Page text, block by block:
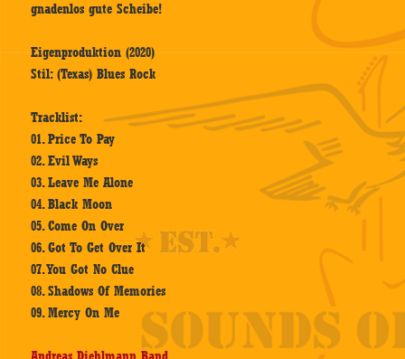
gnadenlos gute Scheibe!
Eigenproduktion (2020)
Stil: (Texas) Blues Rock
Tracklist:
01. Price To Pay
02. Evil Ways
03. Leave Me Alone
04. Black Moon
05. Come On Over
06. Got To Get Over It
07. You Got No Clue
08. Shadows Of Memories
09. Mercy On Me